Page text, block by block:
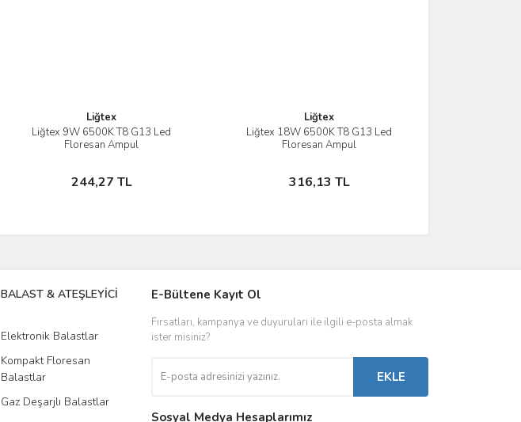
Liğtex
Liğtex 9W 6500K T8 G13 Led
Floresan Ampul
244,27 TL
İncele
Sepete Ekle
Liğtex
Liğtex 18W 6500K T8 G13 Led
Floresan Ampul
316,13 TL
İncele
Sepete Ekle
BALAST & ATEŞLEYİCİ
Elektronik Balastlar
Kompakt Floresan
Balastlar
Gaz Deşarjlı Balastlar
DRIVER & TRAFO
Led Driverlar
Kontaktörler
Sigorta & Otomatlar
E-Bültene Kayıt Ol
Fırsatları, kampanya ve duyuruları ile ilgili e-posta almak
ister misiniz?
EKLE
Sosyal Medya Hesaplarımız